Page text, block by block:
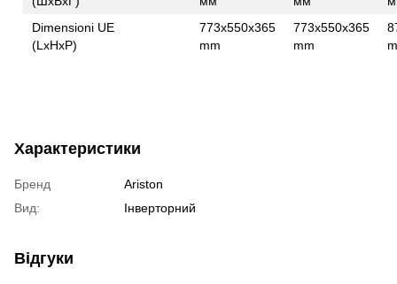
Dimensioni UE
(LxHxP)
773x550x365
mm
773x550x365
mm
Характеристики
Бренд
Ariston
Вид:
Інверторний
Відгуки